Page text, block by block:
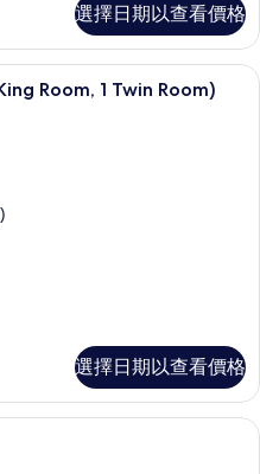
選擇日期以查看價格
迷你吧、客房內保險箱、書桌、筆電
Room, 1 Twin Room)
選擇日期以查看價格
迷你吧、客房內保險箱、書桌、筆電